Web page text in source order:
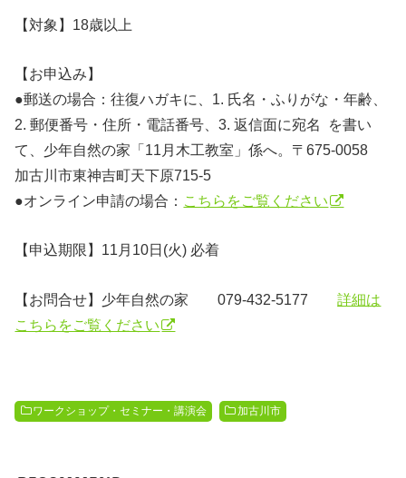
【対象】18歳以上
【お申込み】
●郵送の場合：往復ハガキに、1. 氏名・ふりがな・年齢、
2. 郵便番号・住所・電話番号、3. 返信面に宛名 を書い
て、少年自然の家「11月木工教室」係へ。〒675-0058
加古川市東神吉町天下原715-5
●オンライン申請の場合： こちらをご覧ください
【申込期限】11月10日(火) 必着
【お問合せ】少年自然の家 079-432-5177詳細は
こちらをご覧ください
ワークショップ・セミナー・講演会 加古川市